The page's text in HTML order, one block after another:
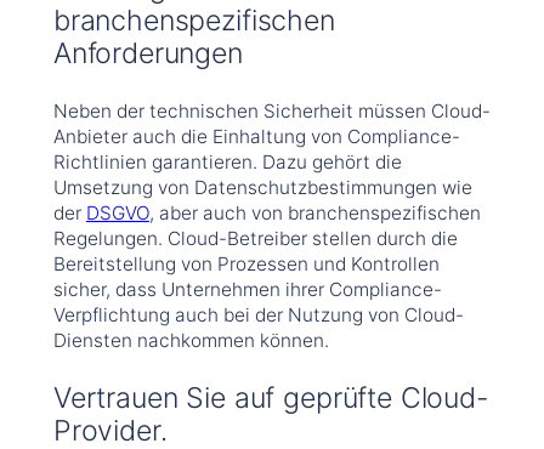
branchenspezifischen
Anforderungen
Neben der technischen Sicherheit müssen Cloud-
Anbieter auch die Einhaltung von Compliance-
Richtlinien garantieren. Dazu gehört die
Umsetzung von Datenschutzbestimmungen wie
der DSGVO, aber auch von branchenspezifischen
Regelungen. Cloud-Betreiber stellen durch die
Bereitstellung von Prozessen und Kontrollen
sicher, dass Unternehmen ihrer Compliance-
Verpflichtung auch bei der Nutzung von Cloud-
Diensten nachkommen können.
Vertrauen Sie auf geprüfte Cloud-
Provider.